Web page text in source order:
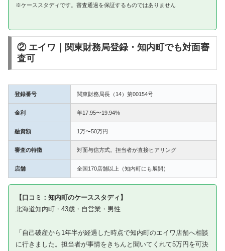
※ケーススタディです。審査通過を保証するものではありません
② エイワ｜関東財務局登録・知内町でも対面審
査可
登録番号 関東財務局長（14）第00154号
金利 年17.95〜19.94%
融資額 1万〜50万円
審査の特徴 対面与信方式。担当者が直接ヒアリング
店舗 全国170店舗以上（知内町にも展開）
【口コミ：知内町のケーススタディ】
北海道知内町・43歳・自営業・男性
「自己破産から1年半が経過した時点で知内町のエイワ店舗へ相談
に行きました。担当者が事情をきちんと聞いてくれて5万円を可決